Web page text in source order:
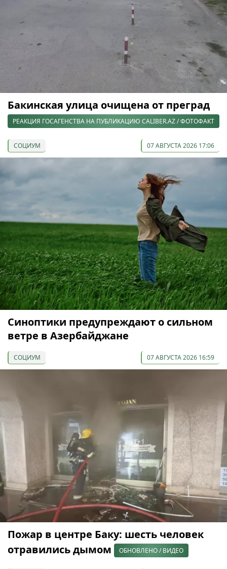
Бакинская улица очищена от преград
РЕАКЦИЯ ГОСАГЕНСТВА НА ПУБЛИКАЦИЮ CALIBER.AZ / ФОТОФАКТ
СОЦИУМ 07 АВГУСТА 2026 17:06
Синоптики предупреждают о сильном
ветре в Азербайджане
СОЦИУМ 07 АВГУСТА 2026 16:59
Пожар в центре Баку: шесть человек
отравились дымом
ОБНОВЛЕНО / ВИДЕО